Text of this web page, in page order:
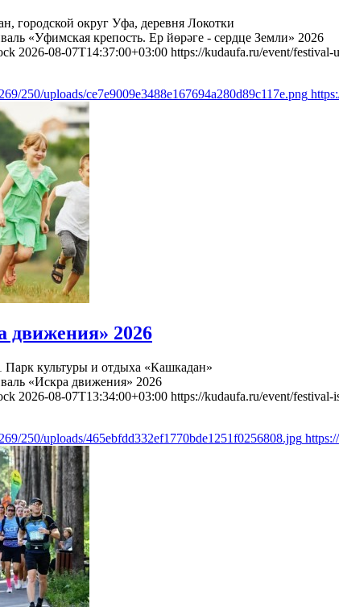
городской округ Уфа, деревня Локотки
«Уфимская крепость. Ер йөрәге - сердце Земли» 2026
2026-08-07T14:37:00+03:00 https://kudaufa.ru/event/festival-
250/uploads/ce7e9009e3488e167694a280d89c117e.png
движения» 2026
Парк культуры и отдыха «Кашкадан»
«Искра движения» 2026
2026-08-07T13:34:00+03:00 https://kudaufa.ru/event/
250/uploads/465ebfdd332ef1770bde1251f0256808.jpg